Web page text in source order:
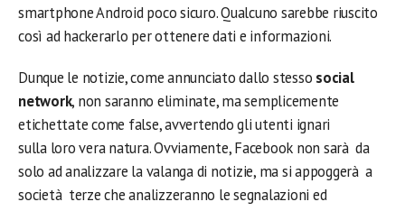
smartphone Android poco sicuro. Qualcuno sarebbe riuscito
così ad hackerarlo per ottenere dati e informazioni.
Dunque le notizie, come annunciato dallo stesso social
network, non saranno eliminate, ma semplicemente
etichettate come false, avvertendo gli utenti ignari
sulla loro vera natura. Ovviamente, Facebook non sarà da
solo ad analizzare la valanga di notizie, ma si appoggerà a
società terze che analizzeranno le segnalazioni ed